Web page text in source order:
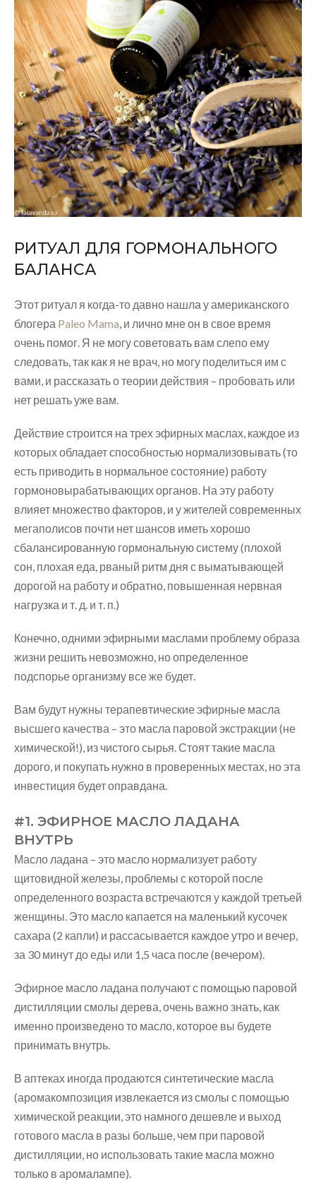
РИТУАЛ ДЛЯ ГОРМОНАЛЬНОГО
БАЛАНСА
Этот ритуал я когда-то давно нашла у американского
блогера Paleo Mama , и лично мне он в свое время
очень помог. Я не могу советовать вам слепо ему
следовать, так как я не врач, но могу поделиться им с
вами, и рассказать о теории действия – пробовать или
нет решать уже вам.
Действие строится на трех эфирных маслах, каждое из
которых обладает способностью нормализовывать (то
есть приводить в нормальное состояние) работу
гормоновырабатывающих органов. На эту работу
влияет множество факторов, и у жителей современных
мегаполисов почти нет шансов иметь хорошо
сбалансированную гормональную систему (плохой
сон, плохая еда, рваный ритм дня с выматывающей
дорогой на работу и обратно, повышенная нервная
нагрузка и т. д. и т. п.)
Конечно, одними эфирными маслами проблему образа
жизни решить невозможно, но определенное
подспорье организму все же будет.
Вам будут нужны терапевтические эфирные масла
высшего качества – это масла паровой экстракции (не
химической!), из чистого сырья. Стоят такие масла
дорого, и покупать нужно в проверенных местах, но эта
инвестиция будет оправдана.
#1. ЭФИРНОЕ МАСЛО ЛАДАНА
ВНУТРЬ
Масло ладана – это масло нормализует работу
щитовидной железы, проблемы с которой после
определенного возраста встречаются у каждой третьей
женщины. Это масло капается на маленький кусочек
сахара (2 капли) и рассасывается каждое утро и вечер,
за 30 минут до еды или 1,5 часа после (вечером).
Эфирное масло ладана получают с помощью паровой
дистилляции смолы дерева, очень важно знать, как
именно произведено то масло, которое вы будете
принимать внутрь.
В аптеках иногда продаются синтетические масла
(аромакомпозиция извлекается из смолы с помощью
химической реакции, это намного дешевле и выход
готового масла в разы больше, чем при паровой
дистилляции, но использовать такие масла можно
только в аромалампе).